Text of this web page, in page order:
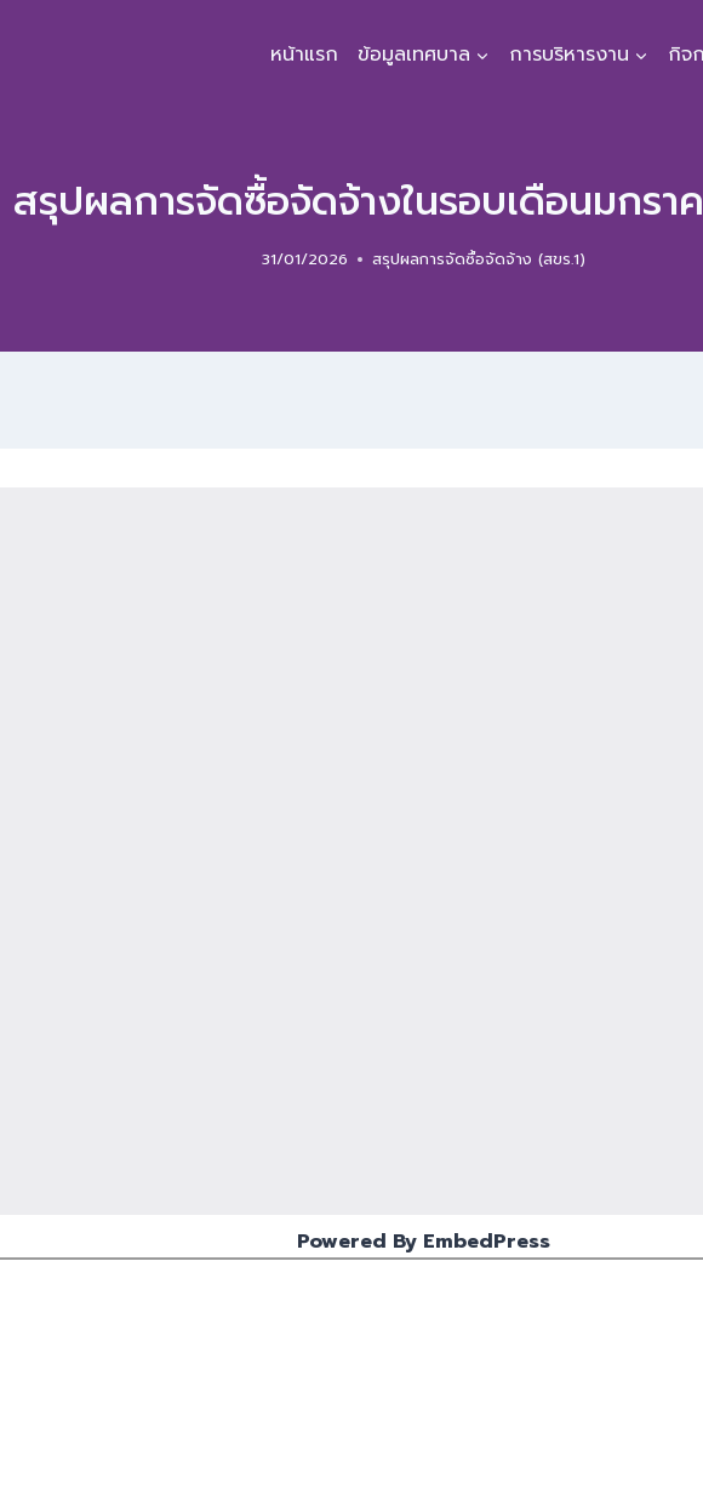
หน้าแรก ข้อมูลเทศบาล การบริหารงาน กิจ
สรุปผลการจัดซื้อจัดจ้างในรอบเดือนมกรา
31/01/2026 สรุปผลการจัดซื้อจัดจ้าง (สขร.1)
Powered By EmbedPress